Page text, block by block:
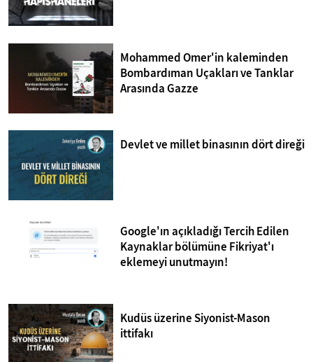
Mohammed Omer'in kaleminden
Bombardıman Uçakları ve Tanklar
Arasında Gazze
Devlet ve millet binasının dört direği
Google'ın açıkladığı Tercih Edilen
Kaynaklar bölümüne Fikriyat'ı
eklemeyi unutmayın!
Kudüs üzerine Siyonist-Mason
ittifakı